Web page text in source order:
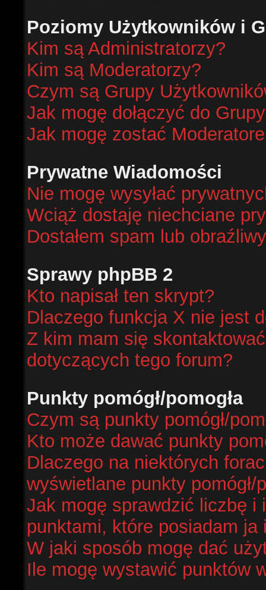
Poziomy Użytkowników i
Kim są Administratorzy?
Kim są Moderatorzy?
Czym są Grupy
Jak mogę dołączyć do
Jak mogę zostać
Prywatne Wiadomości
Nie mogę wysyłać
Wciąż dostaję niechciane
Dostałem spam lub
Sprawy phpBB 2
Kto napisał ten skrypt?
Dlaczego funkcja X nie jest
Z kim mam się
dotyczących tego forum?
Punkty pomógł/pomogła
Czym są punkty pomógł/
Kto może dawać punkty
Dlaczego na niektórych
wyświetlane punkty pomógł/
Jak mogę sprawdzić liczbę i
punktami, które posiadam
W jaki sposób mogę dać
Ile mogę wystawić punktów